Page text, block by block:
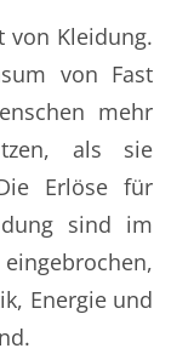
von Kleidung.
von Fast
mehr
als sie
Erlöse für
sind im
Energie und